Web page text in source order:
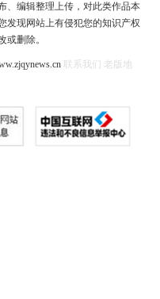
、编辑整理上传，对此类作品本
发现网站上有侵犯您的知识产权
或删除。
联系我们
老版地